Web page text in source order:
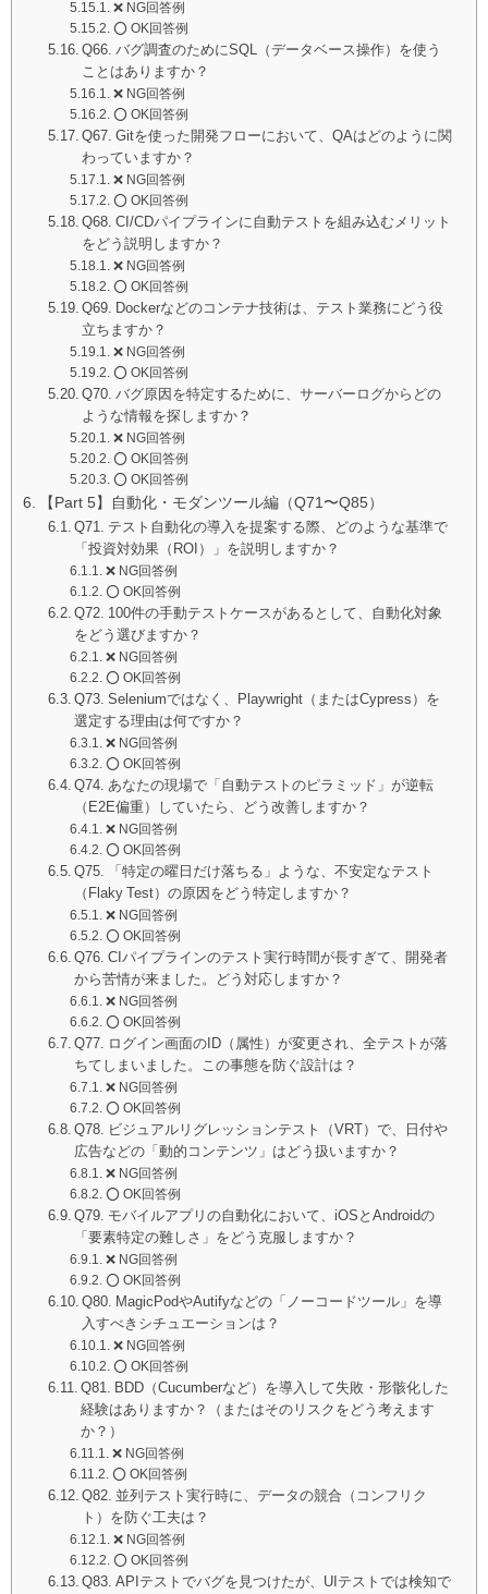
❌ NG回答例
⭕️ OK回答例
Q66. バグ調査のためにSQL（データベース操作）を使う
ことはありますか？
❌ NG回答例
⭕️ OK回答例
Q67. Gitを使った開発フローにおいて、QAはどのように関
わっていますか？
❌ NG回答例
⭕️ OK回答例
Q68. CI/CDパイプラインに自動テストを組み込むメリット
をどう説明しますか？
❌ NG回答例
⭕️ OK回答例
Q69. Dockerなどのコンテナ技術は、テスト業務にどう役
立ちますか？
❌ NG回答例
⭕️ OK回答例
Q70. バグ原因を特定するために、サーバーログからどの
ような情報を探しますか？
❌ NG回答例
⭕️ OK回答例
⭕️ OK回答例
【Part 5】自動化・モダンツール編（Q71〜Q85）
Q71. テスト自動化の導入を提案する際、どのような基準で
「投資対効果（ROI）」を説明しますか？
❌ NG回答例
⭕️ OK回答例
Q72. 100件の手動テストケースがあるとして、自動化対象
をどう選びますか？
❌ NG回答例
⭕️ OK回答例
Q73. Seleniumではなく、Playwright（またはCypress）を
選定する理由は何ですか？
❌ NG回答例
⭕️ OK回答例
Q74. あなたの現場で「自動テストのピラミッド」が逆転
（E2E偏重）していたら、どう改善しますか？
❌ NG回答例
⭕️ OK回答例
Q75. 「特定の曜日だけ落ちる」ような、不安定なテスト
（Flaky Test）の原因をどう特定しますか？
❌ NG回答例
⭕️ OK回答例
Q76. CIパイプラインのテスト実行時間が長すぎて、開発者
から苦情が来ました。どう対応しますか？
❌ NG回答例
⭕️ OK回答例
Q77. ログイン画面のID（属性）が変更され、全テストが落
ちてしまいました。この事態を防ぐ設計は？
❌ NG回答例
⭕️ OK回答例
Q78. ビジュアルリグレッションテスト（VRT）で、日付や
広告などの「動的コンテンツ」はどう扱いますか？
❌ NG回答例
⭕️ OK回答例
Q79. モバイルアプリの自動化において、iOSとAndroidの
「要素特定の難しさ」をどう克服しますか？
❌ NG回答例
⭕️ OK回答例
Q80. MagicPodやAutifyなどの「ノーコードツール」を導
入すべきシチュエーションは？
❌ NG回答例
⭕️ OK回答例
Q81. BDD（Cucumberなど）を導入して失敗・形骸化した
経験はありますか？（またはそのリスクをどう考えます
か？）
❌ NG回答例
⭕️ OK回答例
Q82. 並列テスト実行時に、データの競合（コンフリク
ト）を防ぐ工夫は？
❌ NG回答例
⭕️ OK回答例
Q83. APIテストでバグを見つけたが、UIテストでは検知で